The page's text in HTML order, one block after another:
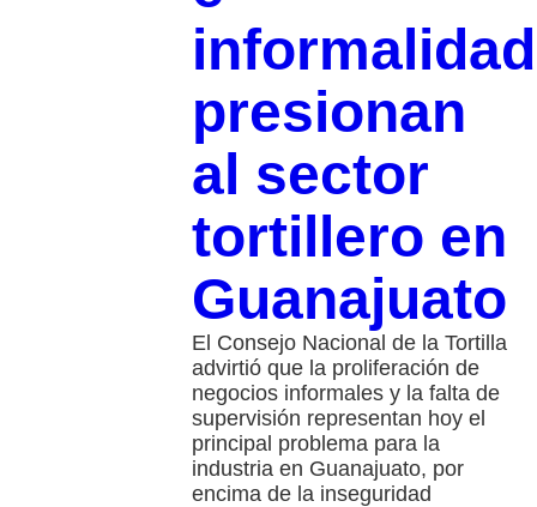
informalidad
presionan
al sector
tortillero en
Guanajuato
El Consejo Nacional de la Tortilla
advirtió que la proliferación de
negocios informales y la falta de
supervisión representan hoy el
principal problema para la
industria en Guanajuato, por
encima de la inseguridad